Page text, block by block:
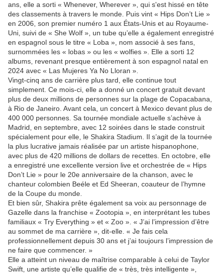
ans, elle a sorti « Whenever, Wherever », qui s'est hissé en tête
des classements à travers le monde. Puis vint « Hips Don’t Lie »
en 2006, son premier numéro 1 aux États-Unis et au Royaume-
Uni, suivi de « She Wolf », un tube qu’elle a également enregistré
en espagnol sous le titre « Loba », nom associé à ses fans,
surnommées les « lobas » ou les « wolfies ». Elle a sorti 12
albums, revenant presque entièrement à son espagnol natal en
2024 avec « Las Mujeres Ya No Lloran ».
Vingt-cinq ans de carrière plus tard, elle continue tout
simplement. Ce mois-ci, elle a donné un concert gratuit devant
plus de deux millions de personnes sur la plage de Copacabana,
à Rio de Janeiro. Avant cela, un concert à Mexico devant plus de
400 000 personnes. Sa tournée mondiale actuelle s’achève à
Madrid, en septembre, avec 12 soirées dans le stade construit
spécialement pour elle, le Shakira Stadium. Il s’agit de la tournée
la plus lucrative jamais réalisée par un artiste hispanophone,
avec plus de 420 millions de dollars de recettes. En octobre, elle
a enregistré une excellente version live et orchestrée de « Hips
Don’t Lie » pour le 20e anniversaire de la chanson, avec le
chanteur colombien Beéle et Ed Sheeran, coauteur de l’hymne
de la Coupe du monde.
Et bien sûr, Shakira prête également sa voix au personnage de
Gazelle dans la franchise « Zootopia », en interprétant les tubes
familiaux « Try Everything » et « Zoo ». « J’ai l’impression d’être
au sommet de ma carrière », dit-elle. « Je fais cela
professionnellement depuis 30 ans et j’ai toujours l’impression de
ne faire que commencer. »
Elle a atteint un niveau de maîtrise comparable à celui de Taylor
Swift, une artiste qu’elle qualifie de « très, très intelligente »,